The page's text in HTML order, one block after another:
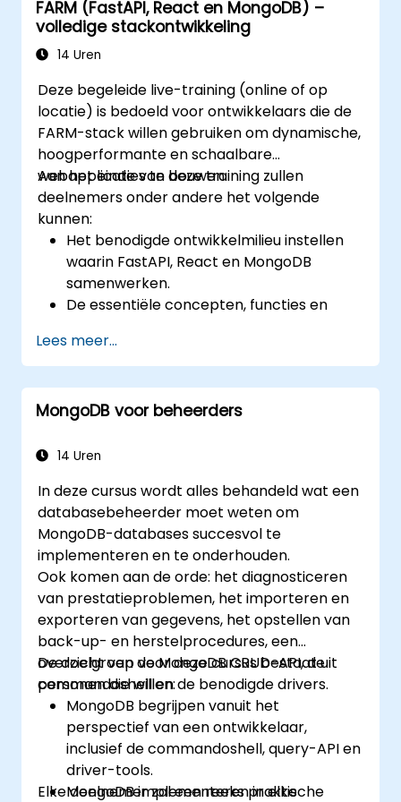
FARM (FastAPI, React en MongoDB) –
volledige stackontwikkeling
14 Uren
Deze begeleide live-training (online of op
locatie) is bedoeld voor ontwikkelaars die de
FARM-stack willen gebruiken om dynamische,
hoogperformante en schaalbare
webapplicaties te bouwen.
Aan het einde van deze training zullen
deelnemers onder andere het volgende
kunnen:
Het benodigde ontwikkelmilieu instellen
waarin FastAPI, React en MongoDB
samenwerken.
De essentiële concepten, functies en
doorgronden.
REST API's ontwikkelen met behulp van
FastAPI.
Interactieve gebruikersinterfaces
Applicaties (front end en back end)
door middel van de FARM-stack.
Lees meer...
MongoDB voor beheerders
14 Uren
In deze cursus wordt alles behandeld wat een
databasebeheerder moet weten om
MongoDB-databases succesvol te
implementeren en te onderhouden.
Ook komen aan de orde: het diagnosticeren
van prestatieproblemen, het importeren en
exporteren van gegevens, het opstellen van
back-up- en herstelprocedures, een
overzicht van de MongoDB CRUD-API, de
commandoshell en de benodigde drivers.
De doelgroep voor deze cursus bestaat uit
personen die willen:
MongoDB begrijpen vanuit het
perspectief van een ontwikkelaar,
inclusief de commandoshell, query-API en
driver-tools.
MongoDB implementeren in elke
Elke deelnemer zal een reeks praktische